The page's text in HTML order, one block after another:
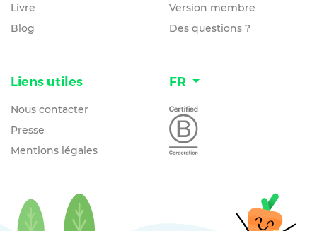
Livre
Blog
Version membre
Des questions ?
Liens utiles
Nous contacter
Presse
Mentions légales
FR